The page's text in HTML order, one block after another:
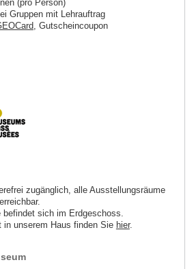
(pro Person)
Gruppen mit Lehrauftrag
, Gutscheincoupon
zugänglich, alle Ausstellungsräume
befindet sich im Erdgeschoss.
in unserem Haus finden Sie hier.